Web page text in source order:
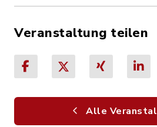
Veranstaltung teilen
Alle